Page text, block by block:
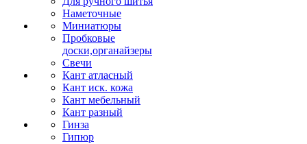
Наметочные
Миниатюры
Пробковые
доски,органайзеры
Свечи
Кант атласный
Кант иск. кожа
Кант мебельный
Кант разный
Гинза
Гипюр